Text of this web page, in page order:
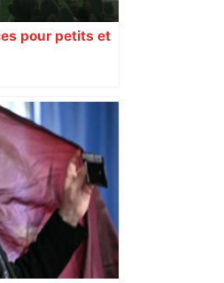
pour petits et